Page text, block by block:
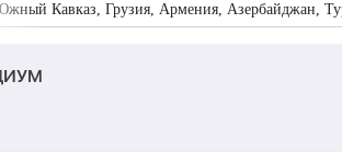
Кавказ, Грузия, Армения, Азербайджан,